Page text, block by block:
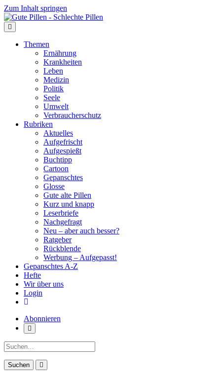
Zum Inhalt springen
Themen
Ernährung
Krankheiten
Leben
Medizin
Politik
Seele
Umwelt
Verbraucherschutz
Rubriken
Aktuelles
Aufgefrischt
Aufgespießt
Buchtipp
Cartoon
Gepanschtes
Glosse
Gute alte Pillen
Kurz und knapp
Leserbriefe
Nachgefragt
Neu – aber auch besser?
Ratgeber
Rückblende
Werbung – Aufgepasst!
Gepanschtes A-Z
Hefte
Wir über uns
Login
Abonnieren
Suche: